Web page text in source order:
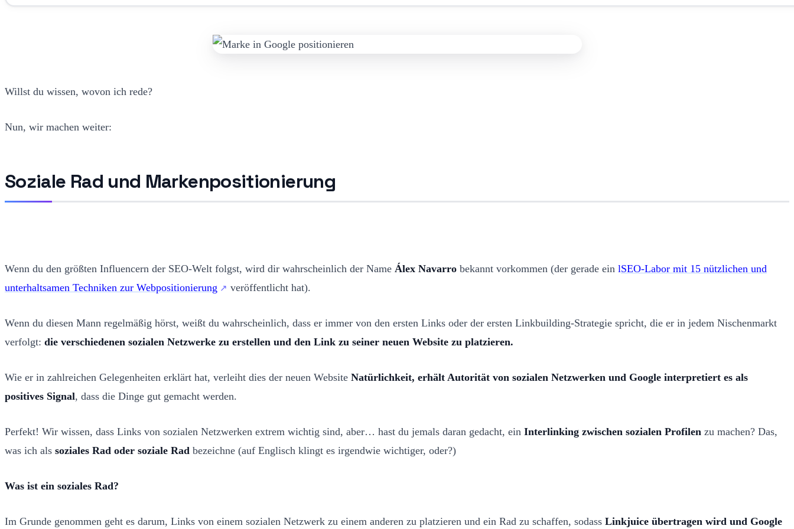
Willst du wissen, wovon ich rede?
Nun, wir machen weiter:
Soziale Rad und Markenpositionierung
Wenn du den größten Influencern der SEO-Welt folgst, wird dir wahrscheinlich der Name Álex Navarro bekannt vorkommen (der gerade ein lSEO-Labor mit 15 nützlichen und
unterhaltsamen Techniken zur Webpositionierung
veröffentlicht hat).
Wenn du diesen Mann regelmäßig hörst, weißt du wahrscheinlich, dass er immer von den ersten Links oder der ersten Linkbuilding-Strategie spricht, die er in jedem Nischenmarkt
verfolgt: die verschiedenen sozialen Netzwerke zu erstellen und den Link zu seiner neuen Website zu platzieren.
Wie er in zahlreichen Gelegenheiten erklärt hat, verleiht dies der neuen Website Natürlichkeit, erhält Autorität von sozialen Netzwerken und Google interpretiert es als
positives Signal, dass die Dinge gut gemacht werden.
Perfekt! Wir wissen, dass Links von sozialen Netzwerken extrem wichtig sind, aber… hast du jemals daran gedacht, ein Interlinking zwischen sozialen Profilen zu machen? Das,
was ich als soziales Rad oder soziale Rad bezeichne (auf Englisch klingt es irgendwie wichtiger, oder?)
Was ist ein soziales Rad?
Im Grunde genommen geht es darum, Links von einem sozialen Netzwerk zu einem anderen zu platzieren und ein Rad zu schaffen, sodass Linkjuice übertragen wird und Google